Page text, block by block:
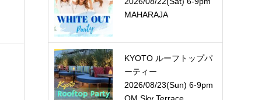
MAHARAJA
KYOTO ルーフトップパ
ーティー
2026/08/23(Sun) 6-9pm